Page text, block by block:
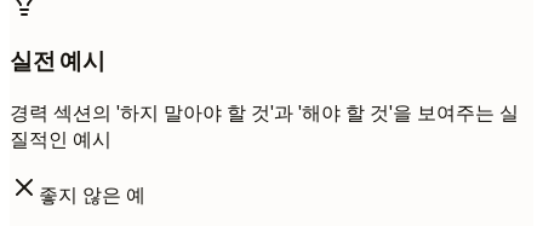
실전 예시
경력 섹션의 '하지 말아야 할 것'과 '해야 할 것'을 보여주는 실
질적인 예시
좋지 않은 예